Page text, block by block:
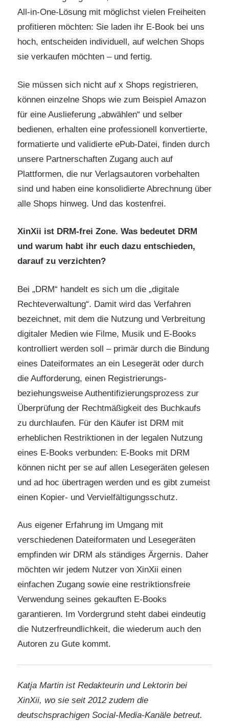
All-in-One-Lösung mit möglichst vielen Freiheiten
profitieren möchten: Sie laden ihr E-Book bei uns
hoch, entscheiden individuell, auf welchen Shops
sie verkaufen möchten – und fertig.
Sie müssen sich nicht auf x Shops registrieren,
können einzelne Shops wie zum Beispiel Amazon
für eine Auslieferung „abwählen“ und selber
bedienen, erhalten eine professionell konvertierte,
formatierte und validierte ePub-Datei, finden durch
unsere Partnerschaften Zugang auch auf
Plattformen, die nur Verlagsautoren vorbehalten
sind und haben eine konsolidierte Abrechnung über
alle Shops hinweg. Und das kostenfrei.
XinXii ist DRM-frei Zone. Was bedeutet DRM
und warum habt ihr euch dazu entschieden,
darauf zu verzichten?
Bei „DRM“ handelt es sich um die „digitale
Rechteverwaltung“. Damit wird das Verfahren
bezeichnet, mit dem die Nutzung und Verbreitung
digitaler Medien wie Filme, Musik und E-Books
kontrolliert werden soll – primär durch die Bindung
eines Dateiformates an ein Lesegerät oder durch
die Aufforderung, einen Registrierungs-
beziehungsweise Authentifizierungsprozess zur
Überprüfung der Rechtmäßigkeit des Buchkaufs
zu durchlaufen. Für den Käufer ist DRM mit
erheblichen Restriktionen in der legalen Nutzung
eines E-Books verbunden: E-Books mit DRM
können nicht per se auf allen Lesegeräten gelesen
und ad hoc übertragen werden und es gibt zumeist
einen Kopier- und Vervielfältigungsschutz.
Aus eigener Erfahrung im Umgang mit
verschiedenen Dateiformaten und Lesegeräten
empfinden wir DRM als ständiges Ärgernis. Daher
möchten wir jedem Nutzer von XinXii einen
einfachen Zugang sowie eine restriktionsfreie
Verwendung seines gekauften E-Books
garantieren. Im Vordergrund steht dabei eindeutig
die Nutzerfreundlichkeit, die wiederum auch den
Autoren zu Gute kommt.
Katja Martin ist Redakteurin und Lektorin bei
XinXii, wo sie seit 2012 zudem die
deutschsprachigen Social-Media-Kanäle betreut.